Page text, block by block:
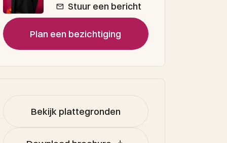
Stuur een bericht
Plan een bezichtiging
Bekijk plattegronden